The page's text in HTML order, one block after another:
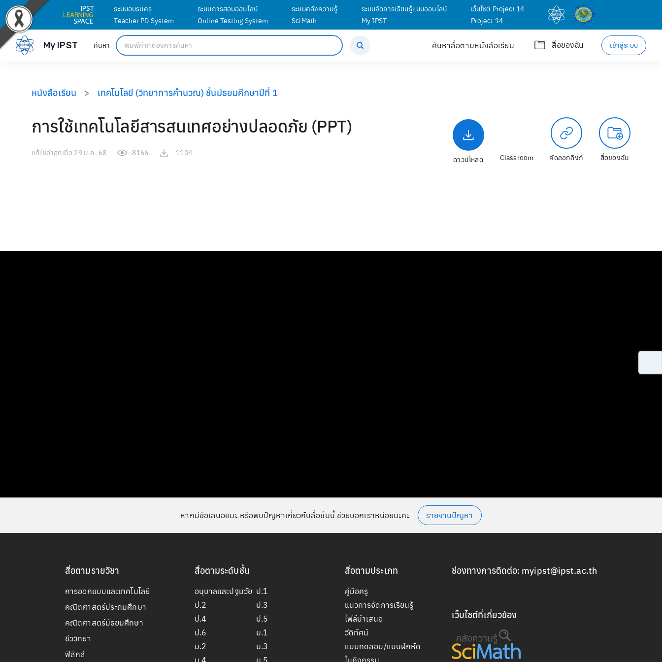
ระบบอบรมครู
Teacher PD System
ระบบการสอบออนไลน์
Online Testing System
ระบบคลังความรู้
SciMath
ระบบจัดการเรียนรู้แบบออนไลน์
My IPST
เว็บไซต์ Project 14
Project 14
My IPST ค้นหา ค้นหาสื่อตามหนังสือเรียน สื่อของฉัน เข้าสู่ระบบ
หนังสือเรียน > เทคโนโลยี (วิทยาการคำนวณ) ชั้นมัธยมศึกษาปีที่ 1
การใช้เทคโนโลยีสารสนเทศอย่างปลอดภัย (PPT)
แก้ไขล่าสุดเมื่อ 29 ม.ค. 68 8166 1104
ดาวน์โหลด Classroom คัดลอกลิงก์ สื่อของฉัน
หากมีข้อเสนอแนะ หรือพบปัญหาเกี่ยวกับสื่อชิ้นนี้ ช่วยบอกเราหน่อยนะคะ รายงานปัญหา
สื่อตามรายวิชา
การออกแบบและเทคโนโลยี
คณิตศาสตร์ประถมศึกษา
คณิตศาสตร์มัธยมศึกษา
ชีววิทยา
ฟิสิกส์
สื่อตามระดับชั้น
อนุบาลและปฐมวัย ป.1
ป.2
ป.3
ป.4
ป.5
ป.6
ม.1
ม.2
ม.3
ม.4
ม.5
สื่อตามประเภท
คู่มือครู
แนวการจัดการเรียนรู้
ไฟล์นำเสนอ
วีดิทัศน์
แบบทดสอบ/แบบฝึกหัด
ใบกิจกรรม
ช่องทางการติดต่อ: myipst@ipst.ac.th
เว็บไซต์ที่เกี่ยวข้อง